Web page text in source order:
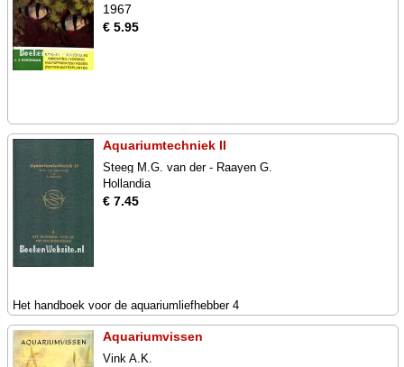
1967
€ 5.95
Aquariumtechniek II
Steeg M.G. van der - Raayen G.
Hollandia
€ 7.45
Het handboek voor de aquariumliefhebber 4
Aquariumvissen
Vink A.K.